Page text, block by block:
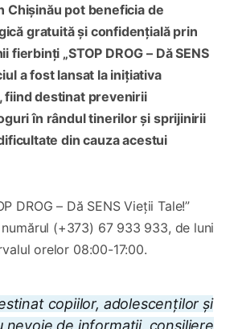
Chișinău pot beneficia de
gratuită și confidențială prin
fierbinți „STOP DROG – Dă SENS
a fost lansat la inițiativa
fiind destinat prevenirii
în rândul tinerilor și sprijinirii
din cauza acestui
DROG – Dă SENS Vieții Tale!”
(+373) 67 933 933, de luni
orelor 08:00-17:00.
copiilor, adolescenților și
nevoie de informații, consiliere